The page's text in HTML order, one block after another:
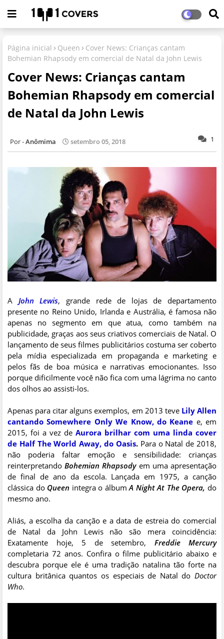
Página inicial Queen
Cover News: Crianças cantam
Bohemian Rhapsody em comercial de Natal da John Lewis
Cover News: Crianças cantam
Bohemian Rhapsody em comercial
de Natal da John Lewis
1
Anômima setembro 05, 2018
A John Lewis, grande rede de lojas de departamento
presente no Reino Unido, Irlanda e Austrália, é famosa não
apenas no segmento em que atua, como também na
publicidade, graças aos seus criativos comerciais de Natal. O
lançamento de seus filmes publicitários costuma ser coberto
pela mídia especializada em propaganda e marketing e
pelos fãs de boa música e narrativas emocionantes. Isso
porque dificilmente você não fica com uma lágrima no canto
dos olhos ao assisti-los.
Apenas para citar alguns exemplos, em 2013 teve Lily Allen
cantando Somewhere Only We Know, do Keane e, em
2015, foi a vez de Aurora brilhar com uma linda cover
de Half The World Away, do Oasis.Para o Natal de 2018,
não poderia faltar emoção e sensibilidade: crianças
reinterpretandoBohemian Rhapsodyem uma apresentação
de final de ano da escola. Lançada em 1975, a canção
clássica do Queen integra o álbumA Night At The Opera, do
mesmo ano.
Aliás, a escolha da canção e a data de estreia do comercial
de Natal da John Lewis não são mera coincidência:
Exatamente hoje, 5 de setembro, Freddie Mercury
completaria 72 anos. Confira o filme publicitário abaixo e
descubra porque ele é uma tradição natalina tão forte na
cultura britânica quantos os especiais de Natal do Doctor
Who.